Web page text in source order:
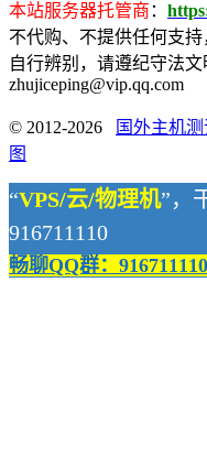
本站服务器托管商 ：
不代购、不提供任何支持
自行辨别，请遵纪守法文
zhujiceping@vip.qq.com
© 2012-2026 国外主机
图
“VPS/云/物理机”，
916711110
畅聊QQ群：916711110